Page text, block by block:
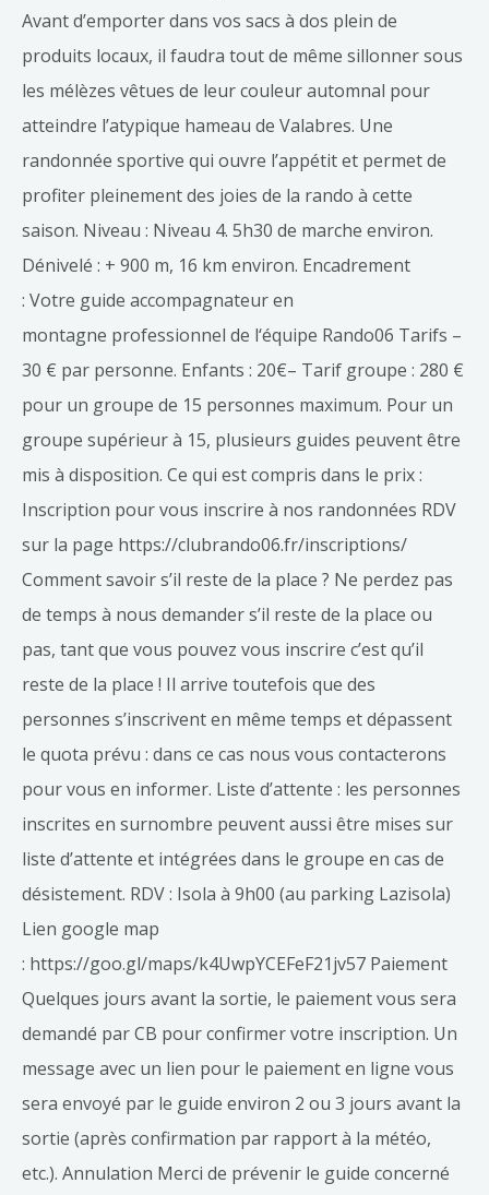
Avant d’emporter dans vos sacs à dos plein de
produits locaux, il faudra tout de même sillonner sous
les mélèzes vêtues de leur couleur automnal pour
atteindre l’atypique hameau de Valabres. Une
randonnée sportive qui ouvre l’appétit et permet de
profiter pleinement des joies de la rando à cette
saison. Niveau : Niveau 4. 5h30 de marche environ.
Dénivelé : + 900 m, 16 km environ. Encadrement
: Votre guide accompagnateur en
montagne professionnel de l‘équipe Rando06 Tarifs –
30 € par personne. Enfants : 20€– Tarif groupe : 280 €
pour un groupe de 15 personnes maximum. Pour un
groupe supérieur à 15, plusieurs guides peuvent être
mis à disposition. Ce qui est compris dans le prix :
Inscription pour vous inscrire à nos randonnées RDV
sur la page https://clubrando06.fr/inscriptions/
Comment savoir s’il reste de la place ? Ne perdez pas
de temps à nous demander s’il reste de la place ou
pas, tant que vous pouvez vous inscrire c’est qu’il
reste de la place ! Il arrive toutefois que des
personnes s’inscrivent en même temps et dépassent
le quota prévu : dans ce cas nous vous contacterons
pour vous en informer. Liste d’attente : les personnes
inscrites en surnombre peuvent aussi être mises sur
liste d’attente et intégrées dans le groupe en cas de
désistement. RDV : Isola à 9h00 (au parking Lazisola)
Lien google map
: https://goo.gl/maps/k4UwpYCEFeF21jv57 Paiement
Quelques jours avant la sortie, le paiement vous sera
demandé par CB pour confirmer votre inscription. Un
message avec un lien pour le paiement en ligne vous
sera envoyé par le guide environ 2 ou 3 jours avant la
sortie (après confirmation par rapport à la météo,
etc.). Annulation Merci de prévenir le guide concerné